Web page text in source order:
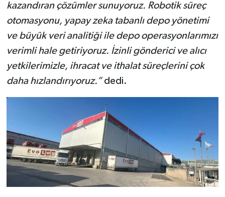
kazandıran çözümler sunuyoruz. Robotik süreç
otomasyonu, yapay zeka tabanlı depo yönetimi
ve büyük veri analitiği ile depo operasyonlarımızı
verimli hale getiriyoruz. İzinli gönderici ve alıcı
yetkilerimizle, ihracat ve ithalat süreçlerini çok
daha hızlandırıyoruz.” dedi.